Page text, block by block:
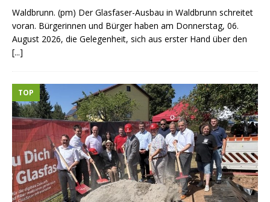
Waldbrunn. (pm) Der Glasfaser-Ausbau in Waldbrunn schreitet
voran. Bürgerinnen und Bürger haben am Donnerstag, 06.
August 2026, die Gelegenheit, sich aus erster Hand über den
[...]
TOP